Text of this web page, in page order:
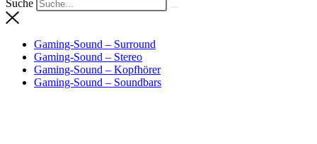
Suche
Gaming-Sound – Surround
Gaming-Sound – Stereo
Gaming-Sound – Kopfhörer
Gaming-Sound – Soundbars